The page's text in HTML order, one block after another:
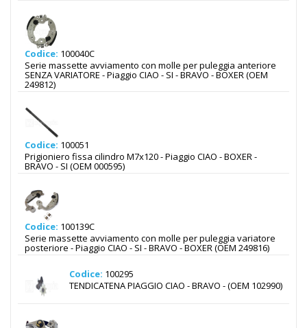
Codice: 100040C
Serie massette avviamento con molle per puleggia anteriore
SENZA VARIATORE - Piaggio CIAO - SI - BRAVO - BOXER (OEM
249812)
Codice: 100051
Prigioniero fissa cilindro M7x120 - Piaggio CIAO - BOXER -
BRAVO - SI (OEM 000595)
Codice: 100139C
Serie massette avviamento con molle per puleggia variatore
posteriore - Piaggio CIAO - SI - BRAVO - BOXER (OEM 249816)
Codice: 100295
TENDICATENA PIAGGIO CIAO - BRAVO - (OEM 102990)